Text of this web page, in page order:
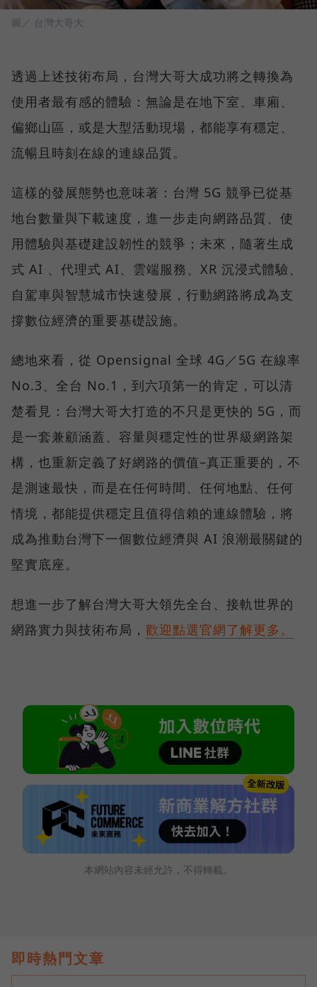
圖／ 台灣大哥大
透過上述技術布局，台灣大哥大成功將之轉換為
使用者最有感的體驗：無論是在地下室、車廂、
偏鄉山區，或是大型活動現場，都能享有穩定、
流暢且時刻在線的連線品質。
這樣的發展態勢也意味著：台灣 5G 競爭已從基
地台數量與下載速度，進一步走向網路品質、使
用體驗與基礎建設韌性的競爭；未來，隨著生成
式 AI 、代理式 AI、雲端服務、XR 沉浸式體驗、
自駕車與智慧城市快速發展，行動網路將成為支
撐數位經濟的重要基礎設施。
總地來看，從 Opensignal 全球 4G／5G 在線率
No.3、全台 No.1，到六項第一的肯定，可以清
楚看見：台灣大哥大打造的不只是更快的 5G，而
是一套兼顧涵蓋、容量與穩定性的世界級網路架
構，也重新定義了好網路的價值–真正重要的，不
是測速最快，而是在任何時間、任何地點、任何
情境，都能提供穩定且值得信賴的連線體驗，將
成為推動台灣下一個數位經濟與 AI 浪潮最關鍵的
堅實底座。
想進一步了解台灣大哥大領先全台、接軌世界的
網路實力與技術布局， 歡迎點選官網了解更多。
本網站內容未經允許，不得轉載。
即時熱門文章